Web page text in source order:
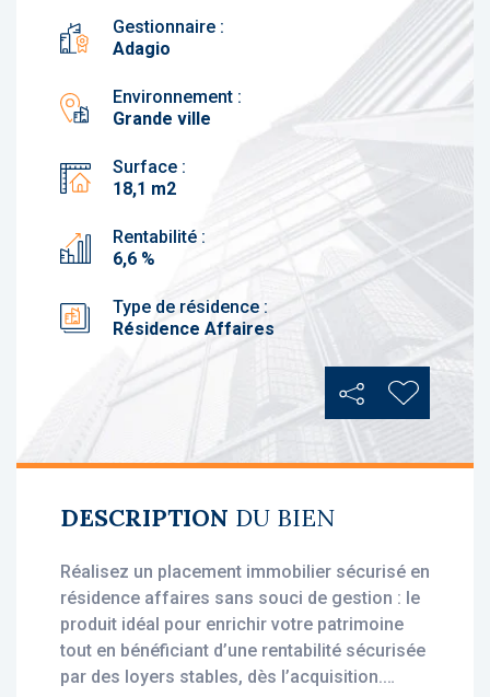
Gestionnaire :
Adagio
Environnement :
Grande ville
Surface :
18,1 m2
Rentabilité :
6,6 %
Type de résidence :
Résidence Affaires
PartagerAjouter
DESCRIPTION DU BIEN
Réalisez un placement immobilier sécurisé en
résidence affaires sans souci de gestion : le
produit idéal pour enrichir votre patrimoine
tout en bénéficiant d’une rentabilité sécurisée
par des loyers stables, dès l’acquisition.